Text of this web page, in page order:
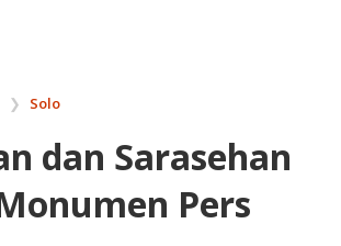
❯ Solo
dan Sarasehan
Pers